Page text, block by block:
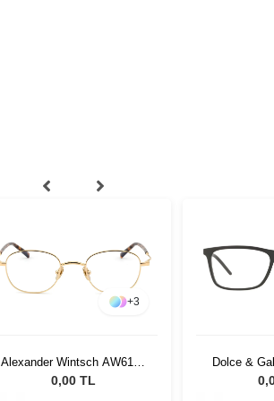
+3
Alexander Wintsch AW6102
C1
0,00 TL
Dolce &